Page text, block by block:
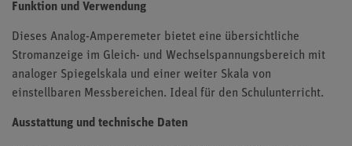
Funktion und Verwendung
Dieses Analog-Amperemeter bietet eine übersichtliche
Stromanzeige im Gleich- und Wechselspannungsbereich mit
analoger Spiegelskala und einer weiter Skala von
einstellbaren Messbereichen. Ideal für den Schulunterricht.
Ausstattung und technische Daten